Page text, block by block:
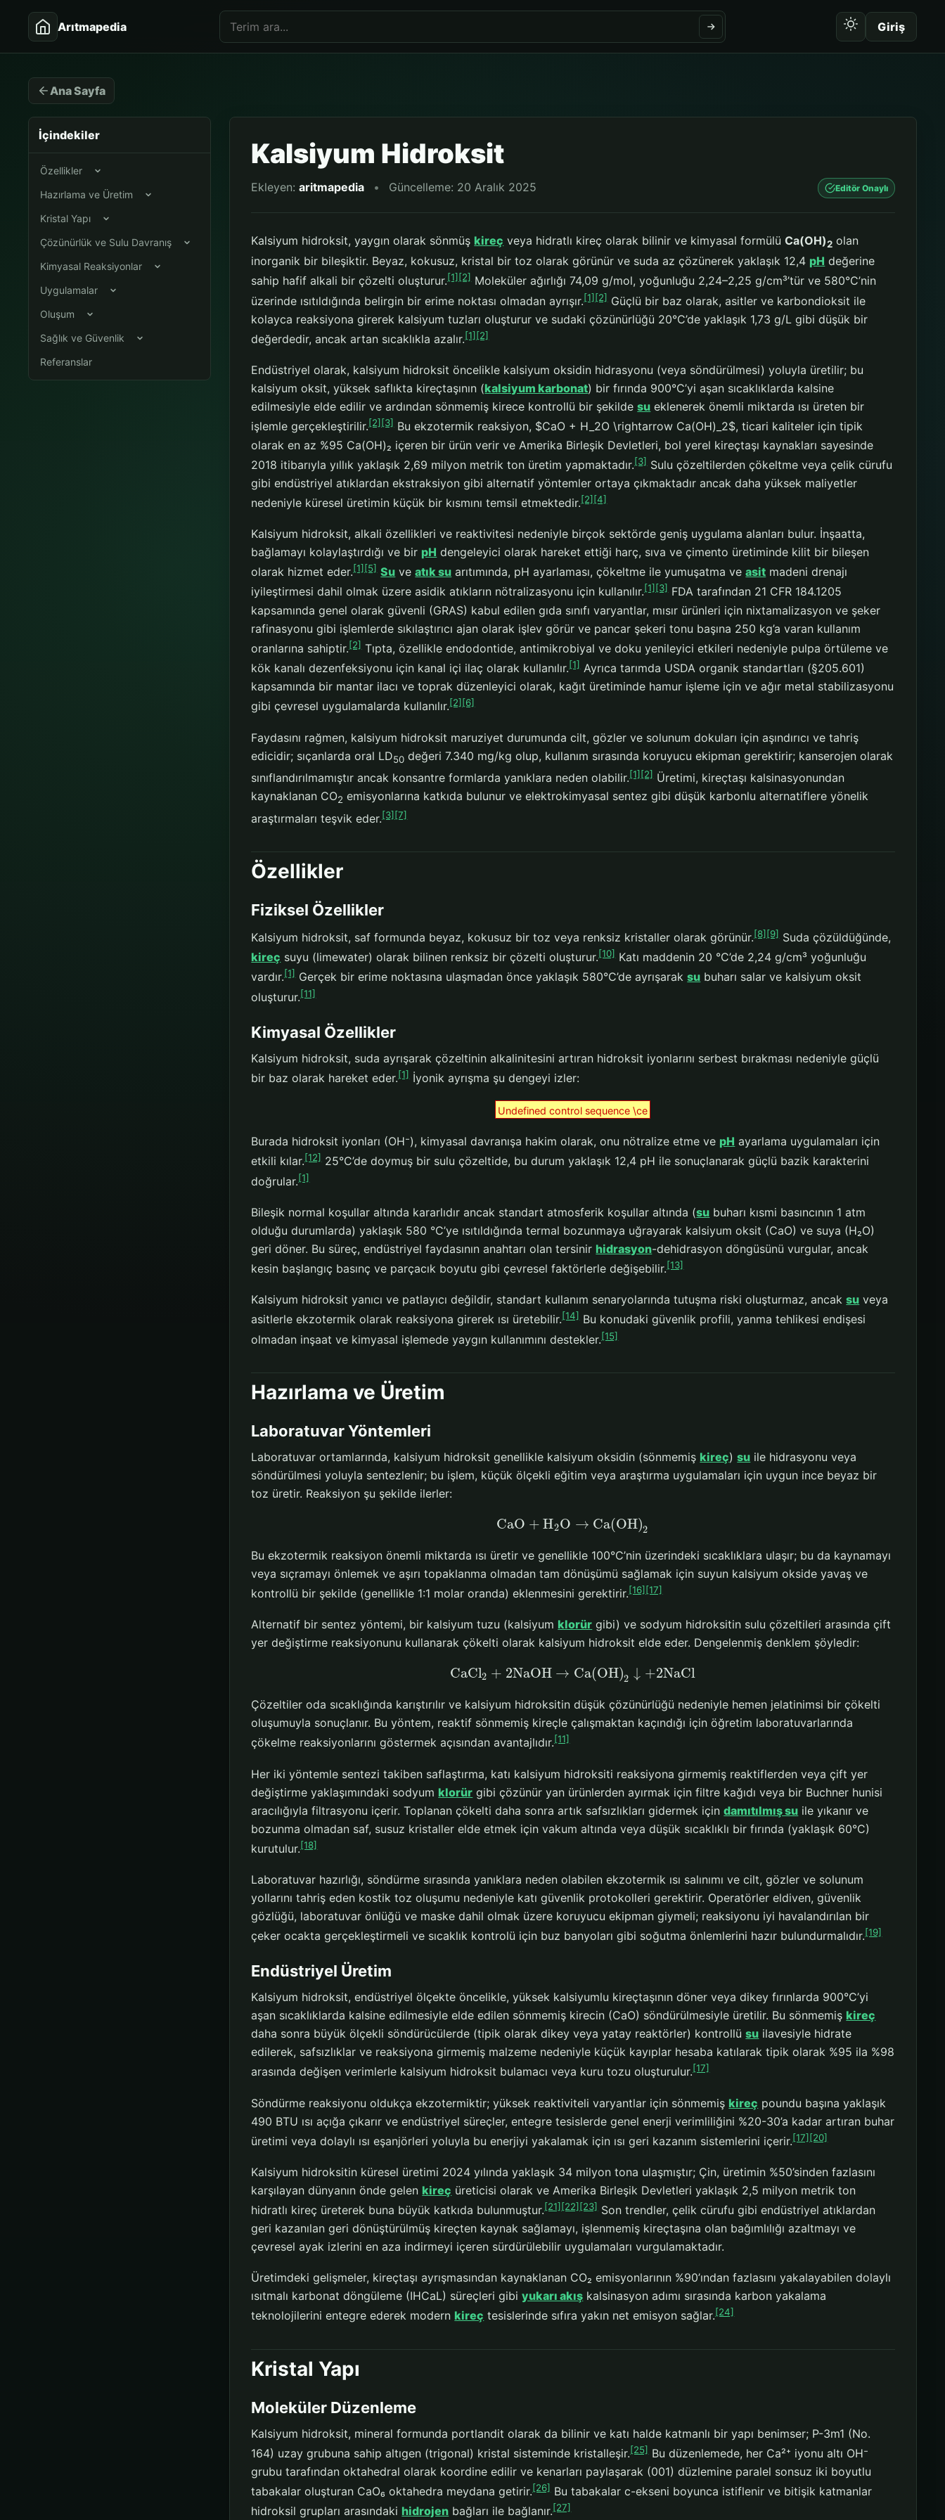
Arıtmapedia Giriş
Ana Sayfa
İçindekiler
Özellikler
Hazırlama ve Üretim
Kristal Yapı
Çözünürlük ve Sulu Davranış
Kimyasal Reaksiyonlar
Uygulamalar
Oluşum
Sağlık ve Güvenlik
Referanslar
Kalsiyum Hidroksit
Ekleyen:aritmapedia • Güncelleme: 20 Aralık 2025 Editör Onaylı
Kalsiyum hidroksit, yaygın olarak sönmüş kireç veya hidratlı kireç olarak bilinir ve kimyasal formülüCa(OH)2 olan
inorganik bir bileşiktir. Beyaz, kokusuz, kristal bir toz olarak görünür ve suda az çözünerek yaklaşık 12,4 pH değerine
sahip hafif alkali bir çözelti oluşturur.[1] [2] Moleküler ağırlığı 74,09 g/mol, yoğunluğu 2,24–2,25 g/cm³’tür ve 580°C’nin
üzerinde ısıtıldığında belirgin bir erime noktası olmadan ayrışır.[1][2]Güçlü bir baz olarak, asitler ve karbondioksit ile
kolayca reaksiyona girerek kalsiyum tuzları oluşturur ve sudaki çözünürlüğü 20°C’de yaklaşık 1,73 g/L gibi düşük bir
değerdedir, ancak artan sıcaklıkla azalır.[1] [2]
Endüstriyel olarak, kalsiyum hidroksit öncelikle kalsiyum oksidin hidrasyonu (veya söndürülmesi) yoluyla üretilir; bu
kalsiyum oksit, yüksek saflıkta kireçtaşının (kalsiyum karbonat) bir fırında 900°C’yi aşan sıcaklıklarda kalsine
edilmesiyle elde edilir ve ardından sönmemiş kirece kontrollü bir şekildesu eklenerek önemli miktarda ısı üreten bir
işlemle gerçekleştirilir.[2] [3] Bu ekzotermik reaksiyon, $CaO + H_2O \rightarrow Ca(OH)_2$, ticari kaliteler için tipik
olarak en az %95 Ca(OH)₂ içeren bir ürün verir ve Amerika Birleşik Devletleri, bol yerel kireçtaşı kaynakları sayesinde
2018 itibarıyla yıllık yaklaşık 2,69 milyon metrik ton üretim yapmaktadır.[3]Sulu çözeltilerden çökeltme veya çelik cürufu
gibi endüstriyel atıklardan ekstraksiyon gibi alternatif yöntemler ortaya çıkmaktadır ancak daha yüksek maliyetler
nedeniyle küresel üretimin küçük bir kısmını temsil etmektedir.[2] [4]
Kalsiyum hidroksit, alkali özellikleri ve reaktivitesi nedeniyle birçok sektörde geniş uygulama alanları bulur. İnşaatta,
bağlamayı kolaylaştırdığı ve bir pH dengeleyici olarak hareket ettiği harç, sıva ve çimento üretiminde kilit bir bileşen
olarak hizmet eder.[1] [5] Su veatık su arıtımında, pH ayarlaması, çökeltme ile yumuşatma veasit madeni drenajı
iyileştirmesi dahil olmak üzere asidik atıkların nötralizasyonu için kullanılır.[1] [3] FDA tarafından 21 CFR 184.1205
kapsamında genel olarak güvenli (GRAS) kabul edilen gıda sınıfı varyantlar, mısır ürünleri için nixtamalizasyon ve şeker
rafinasyonu gibi işlemlerde sıkılaştırıcı ajan olarak işlev görür ve pancar şekeri tonu başına 250 kg’a varan kullanım
oranlarına sahiptir.[2] Tıpta, özellikle endodontide, antimikrobiyal ve doku yenileyici etkileri nedeniyle pulpa örtüleme ve
kök kanalı dezenfeksiyonu için kanal içi ilaç olarak kullanılır.[1] Ayrıca tarımda USDA organik standartları (§205.601)
kapsamında bir mantar ilacı ve toprak düzenleyici olarak, kağıt üretiminde hamur işleme için ve ağır metal stabilizasyonu
gibi çevresel uygulamalarda kullanılır.[2] [6]
Faydasını rağmen, kalsiyum hidroksit maruziyet durumunda cilt, gözler ve solunum dokuları için aşındırıcı ve tahriş
edicidir; sıçanlarda oral LD50 değeri 7.340 mg/kg olup, kullanım sırasında koruyucu ekipman gerektirir; kanserojen olarak
sınıflandırılmamıştır ancak konsantre formlarda yanıklara neden olabilir.[1] [2] Üretimi, kireçtaşı kalsinasyonundan
kaynaklanan CO2 emisyonlarına katkıda bulunur ve elektrokimyasal sentez gibi düşük karbonlu alternatiflere yönelik
araştırmaları teşvik eder.[3][7]
Özellikler
Fiziksel Özellikler
Kalsiyum hidroksit, saf formunda beyaz, kokusuz bir toz veya renksiz kristaller olarak görünür.[8] [9] Suda çözüldüğünde,
kireç suyu (limewater) olarak bilinen renksiz bir çözelti oluşturur.[10] Katı maddenin 20 °C’de 2,24 g/cm³ yoğunluğu
vardır.[1] Gerçek bir erime noktasına ulaşmadan önce yaklaşık 580°C’de ayrışaraksu buharı salar ve kalsiyum oksit
oluşturur.[11]
Kimyasal Özellikler
Kalsiyum hidroksit, suda ayrışarak çözeltinin alkalinitesini artıran hidroksit iyonlarını serbest bırakması nedeniyle güçlü
bir baz olarak hareket eder.[1] İyonik ayrışma şu dengeyi izler:
Undefined control sequence \ce
Burada hidroksit iyonları (OH⁻), kimyasal davranışa hakim olarak, onu nötralize etme ve pH ayarlama uygulamaları için
etkili kılar.[12] 25°C’de doymuş bir sulu çözeltide, bu durum yaklaşık 12,4 pH ile sonuçlanarak güçlü bazik karakterini
doğrular.[1]
Bileşik normal koşullar altında kararlıdır ancak standart atmosferik koşullar altında (su buharı kısmi basıncının 1 atm
olduğu durumlarda) yaklaşık 580 °C’ye ısıtıldığında termal bozunmaya uğrayarak kalsiyum oksit (CaO) ve suya (H₂O)
geri döner. Bu süreç, endüstriyel faydasının anahtarı olan tersinir hidrasyon-dehidrasyon döngüsünü vurgular, ancak
kesin başlangıç basınç ve parçacık boyutu gibi çevresel faktörlerle değişebilir.[13]
Kalsiyum hidroksit yanıcı ve patlayıcı değildir, standart kullanım senaryolarında tutuşma riski oluşturmaz, ancaksu veya
asitlerle ekzotermik olarak reaksiyona girerek ısı üretebilir.[14] Bu konudaki güvenlik profili, yanma tehlikesi endişesi
olmadan inşaat ve kimyasal işlemede yaygın kullanımını destekler.[15]
Hazırlama ve Üretim
Laboratuvar Yöntemleri
Laboratuvar ortamlarında, kalsiyum hidroksit genellikle kalsiyum oksidin (sönmemiş kireç)su ile hidrasyonu veya
söndürülmesi yoluyla sentezlenir; bu işlem, küçük ölçekli eğitim veya araştırma uygulamaları için uygun ince beyaz bir
toz üretir. Reaksiyon şu şekilde ilerler:
CaO + H2O → Ca(OH)2
Bu ekzotermik reaksiyon önemli miktarda ısı üretir ve genellikle 100°C’nin üzerindeki sıcaklıklara ulaşır; bu da kaynamayı
veya sıçramayı önlemek ve aşırı topaklanma olmadan tam dönüşümü sağlamak için suyun kalsiyum okside yavaş ve
kontrollü bir şekilde (genellikle 1:1 molar oranda) eklenmesini gerektirir.[16] [17]
Alternatif bir sentez yöntemi, bir kalsiyum tuzu (kalsiyum klorür gibi) ve sodyum hidroksitin sulu çözeltileri arasında çift
yer değiştirme reaksiyonunu kullanarak çökelti olarak kalsiyum hidroksit elde eder. Dengelenmiş denklem şöyledir:
CaCl2 + 2NaOH → Ca(OH)2 ↓ +2NaCl
Çözeltiler oda sıcaklığında karıştırılır ve kalsiyum hidroksitin düşük çözünürlüğü nedeniyle hemen jelatinimsi bir çökelti
oluşumuyla sonuçlanır. Bu yöntem, reaktif sönmemiş kireçle çalışmaktan kaçındığı için öğretim laboratuvarlarında
çökelme reaksiyonlarını göstermek açısından avantajlıdır.[11]
Her iki yöntemle sentezi takiben saflaştırma, katı kalsiyum hidroksiti reaksiyona girmemiş reaktiflerden veya çift yer
değiştirme yaklaşımındaki sodyum klorür gibi çözünür yan ürünlerden ayırmak için filtre kağıdı veya bir Buchner hunisi
aracılığıyla filtrasyonu içerir. Toplanan çökelti daha sonra artık safsızlıkları gidermek içindamıtılmış su ile yıkanır ve
bozunma olmadan saf, susuz kristaller elde etmek için vakum altında veya düşük sıcaklıklı bir fırında (yaklaşık 60°C)
kurutulur.[18]
Laboratuvar hazırlığı, söndürme sırasında yanıklara neden olabilen ekzotermik ısı salınımı ve cilt, gözler ve solunum
yollarını tahriş eden kostik toz oluşumu nedeniyle katı güvenlik protokolleri gerektirir. Operatörler eldiven, güvenlik
gözlüğü, laboratuvar önlüğü ve maske dahil olmak üzere koruyucu ekipman giymeli; reaksiyonu iyi havalandırılan bir
çeker ocakta gerçekleştirmeli ve sıcaklık kontrolü için buz banyoları gibi soğutma önlemlerini hazır bulundurmalıdır.[19]
Endüstriyel Üretim
Kalsiyum hidroksit, endüstriyel ölçekte öncelikle, yüksek kalsiyumlu kireçtaşının döner veya dikey fırınlarda 900°C’yi
aşan sıcaklıklarda kalsine edilmesiyle elde edilen sönmemiş kirecin (CaO) söndürülmesiyle üretilir. Bu sönmemiş kireç
daha sonra büyük ölçekli söndürücülerde (tipik olarak dikey veya yatay reaktörler) kontrollüsu ilavesiyle hidrate
edilerek, safsızlıklar ve reaksiyona girmemiş malzeme nedeniyle küçük kayıplar hesaba katılarak tipik olarak %95 ila %98
arasında değişen verimlerle kalsiyum hidroksit bulamacı veya kuru tozu oluşturulur.[17]
Söndürme reaksiyonu oldukça ekzotermiktir; yüksek reaktiviteli varyantlar için sönmemiş kireç poundu başına yaklaşık
490 BTU ısı açığa çıkarır ve endüstriyel süreçler, entegre tesislerde genel enerji verimliliğini %20-30’a kadar artıran buhar
üretimi veya dolaylı ısı eşanjörleri yoluyla bu enerjiyi yakalamak için ısı geri kazanım sistemlerini içerir.[17] [20]
Kalsiyum hidroksitin küresel üretimi 2024 yılında yaklaşık 34 milyon tona ulaşmıştır; Çin, üretimin %50’sinden fazlasını
karşılayan dünyanın önde gelen kireç üreticisi olarak ve Amerika Birleşik Devletleri yaklaşık 2,5 milyon metrik ton
hidratlı kireç üreterek buna büyük katkıda bulunmuştur.[21] [22] [23] Son trendler, çelik cürufu gibi endüstriyel atıklardan
geri kazanılan geri dönüştürülmüş kireçten kaynak sağlamayı, işlenmemiş kireçtaşına olan bağımlılığı azaltmayı ve
çevresel ayak izlerini en aza indirmeyi içeren sürdürülebilir uygulamaları vurgulamaktadır.
Üretimdeki gelişmeler, kireçtaşı ayrışmasından kaynaklanan CO₂ emisyonlarının %90’ından fazlasını yakalayabilen dolaylı
ısıtmalı karbonat döngüleme (IHCaL) süreçleri gibiyukarı akış kalsinasyon adımı sırasında karbon yakalama
teknolojilerini entegre ederek modern kireç tesislerinde sıfıra yakın net emisyon sağlar.[24]
Kristal Yapı
Moleküler Düzenleme
Kalsiyum hidroksit, mineral formunda portlandit olarak da bilinir ve katı halde katmanlı bir yapı benimser; P-3m1 (No.
164) uzay grubuna sahip altıgen (trigonal) kristal sisteminde kristalleşir.[25] Bu düzenlemede, her Ca²⁺ iyonu altı OH⁻
grubu tarafından oktahedral olarak koordine edilir ve kenarları paylaşarak (001) düzlemine paralel sonsuz iki boyutlu
tabakalar oluşturan CaO₆ oktahedra meydana getirir.[26] Bu tabakalar c-ekseni boyunca istiflenir ve bitişik katmanlar
hidroksil grupları arasındaki hidrojen bağları ile bağlanır.[27]